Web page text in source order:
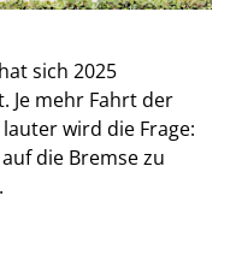
sich 2025
Je mehr Fahrt der
wird die Frage:
die Bremse zu